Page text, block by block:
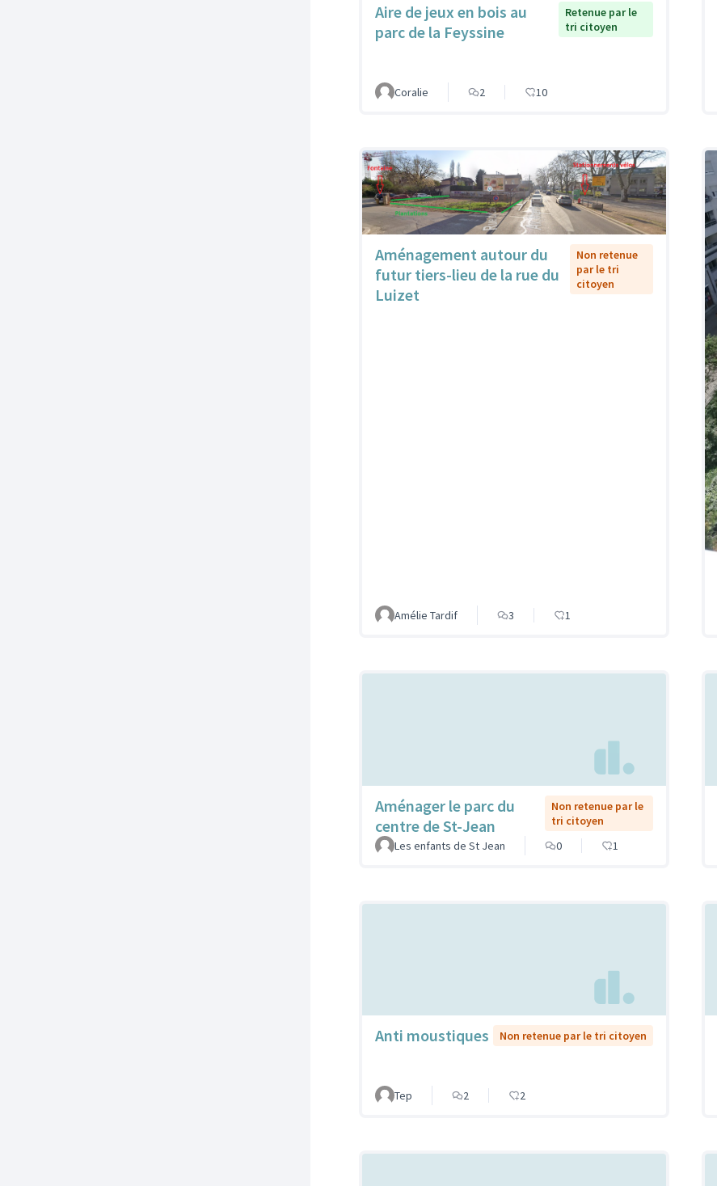
Aire de jeux en bois au
parc de la Feyssine
Retenue par le
tri citoyen
Coralie 2 10
Aménagement autour du
futur tiers-lieu de la rue du
Luizet
Non retenue
par le tri
citoyen
Amélie Tardif 3 1
Aménager le parc du
centre de St-Jean
Non retenue par le
tri citoyen
Les enfants de St Jean
0 1
Anti moustiques Non retenue par le tri citoyen
Tep 2 2